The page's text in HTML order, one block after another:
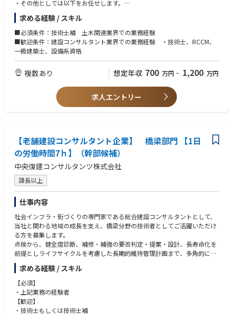
・その他としては以下をお任せします。
頻度が多い業務：耐震診断、耐震補強設計など
頻度が低い業務：ストックマネジメント計画、基本設計 関連
■出張頻度：客先打合せとして2～6回／月（全国）
■配属部門：インフラ施設部
■組織体制：10名
求める経験 / スキル
■必須条件：技術士補 土木関連業界での業務経験
■歓迎条件：建設コンサルタント業界での業務経験 ・技術士、RCCM、
一級建築士、設備系資格
複数あり 想定年収 700 万円 ~ 1,200 万円
求人エントリー
【老舗建設コンサルタント企業】 橋梁部門 【1日
の労働時間7ｈ】（幹部候補）
中央復建コンサルタンツ株式会社
課長以上
仕事内容
社会インフラ・街づくりの専門家である総合建設コンサルタントとして、
当社と関わる地域の成長を支え、橋梁分野の技術者としてご活躍いただけ
る方を募集します。
点検から、健全度診断、補修・補強の要否判定・提案・設計、長寿命化を
前提としライフサイクルを考慮した長期的維持管理計画まで、多角的に事
業者を支援し、持続可能な社会を目指します。
※メーカー側での設計経験者も大歓迎です。
※業務経験、保有資格、プロポーザル等での受注実績等を考慮の上、決定
されます。詳しくは担当コンサルタントにお尋ねください。
求める経験 / スキル
【必須】
・上記業務の経験者
【歓迎】
・技術士もしくは技術士補